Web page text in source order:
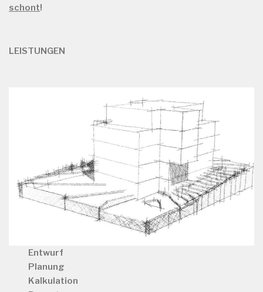
schont!
LEISTUNGEN
Entwurf
Planung
Kalkulation